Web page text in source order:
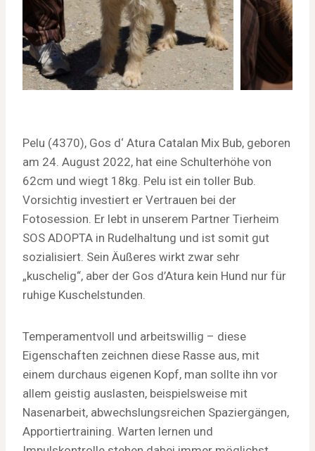
Pelu (4370), Gos d‘ Atura Catalan Mix Bub, geboren
am 24. August 2022, hat eine Schulterhöhe von
62cm und wiegt 18kg. Pelu ist ein toller Bub.
Vorsichtig investiert er Vertrauen bei der
Fotosession. Er lebt in unserem Partner Tierheim
SOS ADOPTA in Rudelhaltung und ist somit gut
sozialisiert. Sein Äußeres wirkt zwar sehr
„kuschelig“, aber der Gos d’Atura kein Hund nur für
ruhige Kuschelstunden.
Temperamentvoll und arbeitswillig – diese
Eigenschaften zeichnen diese Rasse aus, mit
einem durchaus eigenen Kopf, man sollte ihn vor
allem geistig auslasten, beispielsweise mit
Nasenarbeit, abwechslungsreichen Spaziergängen,
Apportiertraining. Warten lernen und